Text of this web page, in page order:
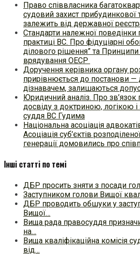
Право співвласника
судовий захист прибудинкової
залежить від державної
Стандарти належної поведінки
практиці ВC. Про фідуціарні
ділового рішення” та
врядування ОЕСР
Доручення керівника органу
прирівнюється до постанови —
дізнавачем, залишаються
Юридичний аналіз. Про зв’язок
досвіду з доктриною, логікою
суддя ВС Гудима
Національна асоціація
Асоціація суб’єктів
генерації домовились про
Інші статті по темі
ДБР просить зняти з посади
Заступником голови Вищої
ДБР проводить обшуки у
Вищої…
Вища рада правосуддя
на…
Вища кваліфікаційна комісія
від…